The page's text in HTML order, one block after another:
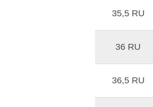
35,5 RU
36 RU
36,5 RU